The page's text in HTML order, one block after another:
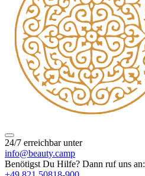
24/7 erreichbar unter
info@beauty.camp
Benötigst Du Hilfe? Dann ruf uns an: